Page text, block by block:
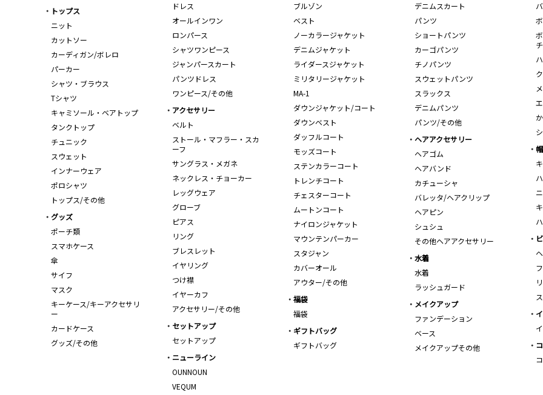
トップス
ニット
カットソー
カーディガン/ボレロ
パーカー
シャツ・ブラウス
Tシャツ
キャミソール・ベアトップ
タンクトップ
チュニック
スウェット
インナーウェア
ポロシャツ
トップス/その他
ドレス
オールインワン
ロンパース
シャツワンピース
ジャンパースカート
パンツドレス
ワンピース/その他
ブルゾン
ベスト
ノーカラージャケット
デニムジャケット
ライダースジャケット
ミリタリージャケット
MA-1
ダウンジャケット/コート
ダウンベスト
ダッフルコート
モッズコート
ステンカラーコート
トレンチコート
チェスターコート
ムートンコート
ナイロンジャケット
マウンテンパーカー
スタジャン
カバーオール
アウター/その他
デニムスカート
パンツ
ショートパンツ
カーゴパンツ
チノパンツ
スウェットパンツ
スラックス
デニムパンツ
パンツ/その他
チ
アクセサリー
ベルト
ストール・マフラー・スカ
ーフ
サングラス・メガネ
ネックレス・チョーカー
レッグウェア
グローブ
ピアス
リング
ブレスレット
イヤリング
つけ襟
イヤーカフ
アクセサリー/その他
ヘアアクセサリー
ヘアゴム
ヘアバンド
カチューシャ
バレッタ/ヘアクリップ
ヘアピン
シュシュ
その他ヘアアクセサリー
グッズ
ポーチ類
スマホケース
傘
サイフ
マスク
キーケース/キーアクセサリ
ー
カードケース
グッズ/その他
水着
水着
ラッシュガード
福袋
福袋
メイクアップ
ファンデーション
ベース
メイクアップその他
セットアップ
セットアップ
ギフトバッグ
ギフトバッグ
ニューライン
OUNNOUN
VEQUM